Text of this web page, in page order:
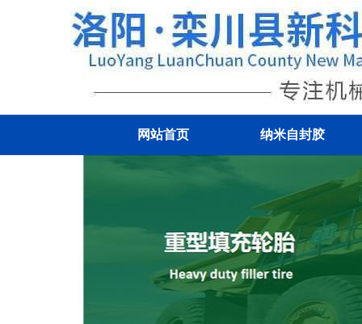
网站首页 纳米自封胶